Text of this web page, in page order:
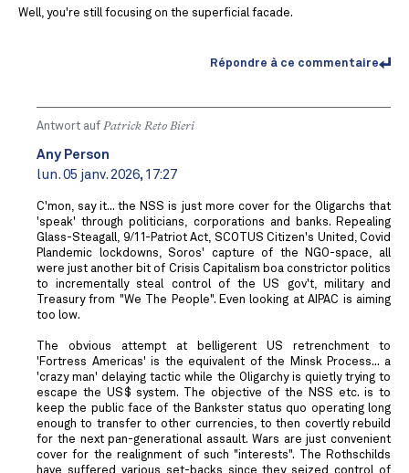
Well, you're still focusing on the superficial facade.
Répondre à ce commentaire
Antwort auf Patrick Reto Bieri
Any Person
lun. 05 janv. 2026, 17:27
C'mon, say it... the NSS is just more cover for the Oligarchs that
'speak' through politicians, corporations and banks. Repealing
Glass-Steagall, 9/11-Patriot Act, SCOTUS Citizen's United, Covid
Plandemic lockdowns, Soros' capture of the NGO-space, all
were just another bit of Crisis Capitalism boa constrictor politics
to incrementally steal control of the US gov't, military and
Treasury from "We The People". Even looking at AIPAC is aiming
too low.
The obvious attempt at belligerent US retrenchment to
'Fortress Americas' is the equivalent of the Minsk Process... a
'crazy man' delaying tactic while the Oligarchy is quietly trying to
escape the US$ system. The objective of the NSS etc. is to
keep the public face of the Bankster status quo operating long
enough to transfer to other currencies, to then covertly rebuild
for the next pan-generational assault. Wars are just convenient
cover for the realignment of such "interests". The Rothschilds